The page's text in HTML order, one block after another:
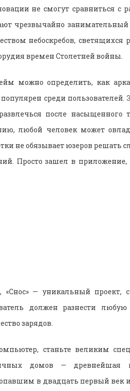
не смогут сравниться с
чрезвычайно занимательный
небоскребов, светящихся
времен Столетней войны.
можно определить, как
среди пользователей.
после насыщенного
любой человек может
не обязывает юзеров решать
Просто зашел в
— уникальный проект,
должен разнести любую
зарядов.
станьте великим
домов — древнейшая
в двадцать первый